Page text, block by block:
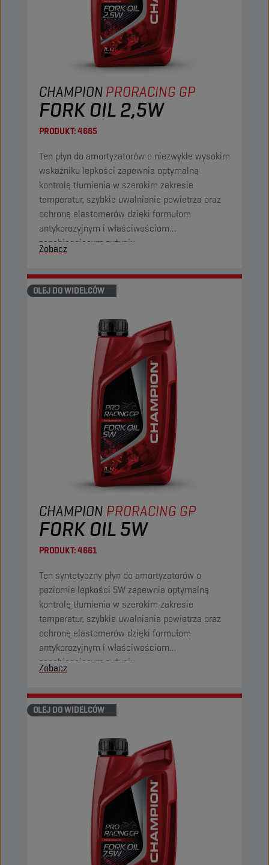
CHAMPIONPRORACING GP
FORK OIL 2,5W
PRODUKT:4665
Ten płyn do amortyzatorów o niezwykle wysokim
wskaźniku lepkości zapewnia optymalną
kontrolę tłumienia w szerokim zakresie
temperatur, szybkie uwalnianie powietrza oraz
ochronę elastomerów dzięki formułom
antykorozyjnym i właściwościom
zapobiegającym zużyciu.
Zobacz
OLEJ DO WIDELCÓW
CHAMPION PRORACING GP
FORK OIL 5W
PRODUKT:4661
Ten syntetyczny płyn do amortyzatorów o
poziomie lepkości 5W zapewnia optymalną
kontrolę tłumienia w szerokim zakresie
temperatur, szybkie uwalnianie powietrza oraz
ochronę elastomerów dzięki formułom
antykorozyjnym i właściwościom
zapobiegającym zużyciu.
Zobacz
OLEJ DO WIDELCÓW